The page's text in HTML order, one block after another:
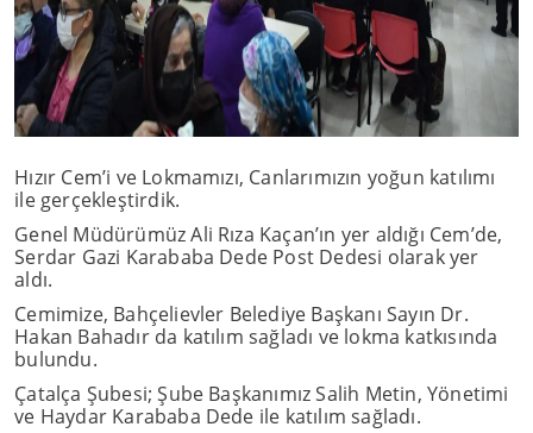
Hızır Cem’i ve Lokmamızı, Canlarımızın yoğun katılımı
ile gerçekleştirdik.
Genel Müdürümüz Ali Rıza Kaçan’ın yer aldığı Cem’de,
Serdar Gazi Karababa Dede Post Dedesi olarak yer
aldı.
Cemimize, Bahçelievler Belediye Başkanı Sayın Dr.
Hakan Bahadır da katılım sağladı ve lokma katkısında
bulundu.
Çatalça Şubesi; Şube Başkanımız Salih Metin, Yönetimi
ve Haydar Karababa Dede ile katılım sağladı.